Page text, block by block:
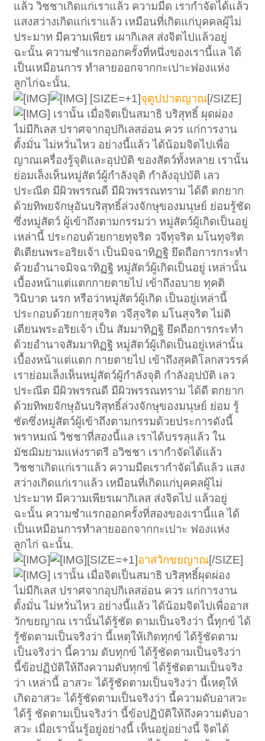
แล้ว วิชชาเกิดแก่เราแล้ว ความมืด เรากำจัดได้แล้ว
แสงสว่างเกิดแก่เราแล้ว เหมือนที่เกิดแก่บุคคลผู้ไม่
ประมาท มีความเพียร เผากิเลส ส่งจิตไปแล้วอยู่
ฉะนั้น ความชำแรกออกครั้งที่หนึ่งของเรานี้แล ได้
เป็นเหมือนการ ทำลายออกจากกะเปาะฟองแห่ง
ลูกไก่ฉะนั้น.
[SIZE=+1]จุตูปปาตญาณ[/SIZE]
เรานั้น เมื่อจิตเป็นสมาธิ บริสุทธิ์ ผุดผ่อง
ไม่มีกิเลส ปราศจากอุปกิเลสอ่อน ควร แก่การงาน
ตั้งมั่น ไม่หวั่นไหว อย่างนี้แล้ว ได้น้อมจิตไปเพื่อ
ญาณเครื่องรู้จุติและอุปบัติ ของสัตว์ทั้งหลาย เรานั้น
ย่อมเล็งเห็นหมู่สัตว์ผู้กำลังจุติ กำลังอุปบัติ เลว
ประณีต มีผิวพรรณดี มีผิวพรรณทราม ได้ดี ตกยาก
ด้วยทิพยจักษุอันบริสุทธิ์ล่วงจักษุของมนุษย์ ย่อมรู้ชัด
ซึ่งหมู่สัตว์ ผู้เข้าถึงตามกรรมว่า หมู่สัตว์ผู้เกิดเป็นอยู่
เหล่านี้ ประกอบด้วยกายทุจริต วจีทุจริต มโนทุจริต
ติเตียนพระอริยเจ้า เป็นมิจฉาทิฏฐิ ยึดถือการกระทำ
ด้วยอำนาจมิจฉาทิฏฐิ หมู่สัตว์ผู้เกิดเป็นอยู่ เหล่านั้น
เบื้องหน้าแต่แตกกายตายไป เข้าถึงอบาย ทุคติ
วินิบาต นรก หรือว่าหมู่สัตว์ผู้เกิด เป็นอยู่เหล่านี้
ประกอบด้วยกายสุจริต วจีสุจริต มโนสุจริต ไม่ติ
เตียนพระอริยเจ้า เป็น สัมมาทิฏฐิ ยึดถือการกระทำ
ด้วยอำนาจสัมมาทิฏฐิ หมู่สัตว์ผู้เกิดเป็นอยู่เหล่านั้น
เบื้องหน้าแต่แตก กายตายไป เข้าถึงสุคติโลกสวรรค์
เราย่อมเล็งเห็นหมู่สัตว์ผู้กำลังจุติ กำลังอุปบัติ เลว
ประณีต มีผิวพรรณดี มีผิวพรรณทราม ได้ดี ตกยาก
ด้วยทิพยจักษุอันบริสุทธิ์ล่วงจักษุของมนุษย์ ย่อม รู้
ชัดซึ่งหมู่สัตว์ผู้เข้าถึงตามกรรมด้วยประการดังนี้
พราหมณ์ วิชชาที่สองนี้แล เราได้บรรลุแล้ว ใน
มัชฌิมยามแห่งราตรี อวิชชา เรากำจัดได้แล้ว
วิชชาเกิดแก่เราแล้ว ความมืดเรากำจัดได้แล้ว แสง
สว่างเกิดแก่เราแล้ว เหมือนที่เกิดแก่บุคคลผู้ไม่
ประมาท มีความเพียรเผากิเลส ส่งจิตไป แล้วอยู่
ฉะนั้น ความชำแรกออกครั้งที่สองของเรานี้แล ได้
เป็นเหมือนการทำลายออกจากกะเปาะ ฟองแห่ง
ลูกไก่ ฉะนั้น.
[SIZE=+1]อาสวักขยญาณ[/SIZE]
เรานั้น เมื่อจิตเป็นสมาธิ บริสุทธิ์ผุดผ่อง
ไม่มีกิเลส ปราศจากอุปกิเลสอ่อน ควร แก่การงาน
ตั้งมั่น ไม่หวั่นไหว อย่างนี้แล้ว ได้น้อมจิตไปเพื่ออาส
วักขยญาณ เรานั้นได้รู้ชัด ตามเป็นจริงว่า นี้ทุกข์ ได้
รู้ชัดตามเป็นจริงว่า นี้เหตุให้เกิดทุกข์ ได้รู้ชัดตาม
เป็นจริงว่า นี้ความ ดับทุกข์ ได้รู้ชัดตามเป็นจริงว่า
นี้ข้อปฏิบัติให้ถึงความดับทุกข์ ได้รู้ชัดตามเป็นจริง
ว่า เหล่านี้ อาสวะ ได้รู้ชัดตามเป็นจริงว่า นี้เหตุให้
เกิดอาสวะ ได้รู้ชัดตามเป็นจริงว่า นี้ความดับอาสวะ
ได้รู้ ชัดตามเป็นจริงว่า นี้ข้อปฏิบัติให้ถึงความดับอา
สวะ เมื่อเรานั้นรู้อยู่อย่างนี้ เห็นอยู่อย่างนี้ จิตได้